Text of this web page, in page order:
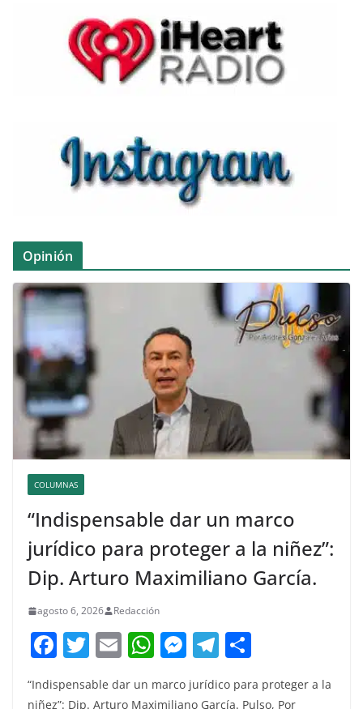
Opinión
COLUMNAS
“Indispensable dar un marco
jurídico para proteger a la niñez”:
Dip. Arturo Maximiliano García.
agosto 6, 2026 Redacción
F
c
T
w
itt
E
ai
W
at
M
e
ss
T
e m
“Indispensable dar un marco jurídico para proteger a la
niñez”: Dip. Arturo Maximiliano García. Pulso, Por